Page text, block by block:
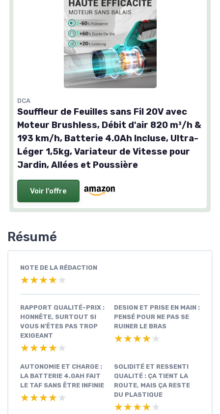
DCA
Souffleur de Feuilles sans Fil 20V avec
Moteur Brushless, Débit d'air 820 m³/h &
193 km/h, Batterie 4.0Ah Incluse, Ultra-
Léger 1,5kg, Variateur de Vitesse pour
Jardin, Allées et Poussière
Voir l'offre
Résumé
NOTE DE LA RÉDACTION
★★★★★
★★★★★
RAPPORT QUALITÉ-PRIX :
HONNÊTE, SURTOUT SI
VOUS N’ÊTES PAS TROP
EXIGEANT
★★★★★
★★★★★
DESIGN ET PRISE EN MAIN :
PENSÉ POUR NE PAS SE
RUINER LE BRAS
★★★★★
★★★★★
AUTONOMIE ET CHARGE :
LA BATTERIE 4.0AH FAIT
LE TAF SANS ÊTRE INFINIE
★★★★★
★★★★★
SOLIDITÉ ET RESSENTI
QUALITÉ : ÇA TIENT LA
ROUTE, MAIS ÇA RESTE
DU PLASTIQUE
★★★★★
★★★★★